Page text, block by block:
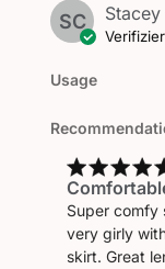
SC Stacey
Usage
Super comfy
very girly
skirt. Great